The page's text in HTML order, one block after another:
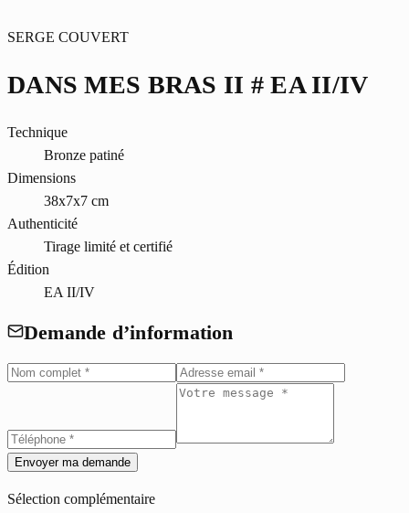
SERGE COUVERT
DANS MES BRAS II # EA II/IV
Technique
Bronze patiné
Dimensions
38x7x7 cm
Authenticité
Tirage limité et certifié
Édition
EA II/IV
Demande d’information
Envoyer ma demande
Sélection complémentaire